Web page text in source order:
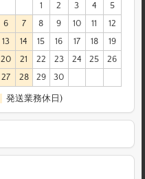
1
2 3 4
5
6
7 8 9 10 11
12
13
14 15 16 17 18
19
20
21 22 23 24 25
26
27
28 29 30
発送業務休日)